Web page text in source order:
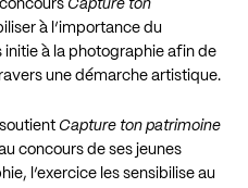
Capture ton
à l’importance du
à la photographie afin de
une démarche artistique.
Capture ton patrimoine
concours de ses jeunes
l’exercice les sensibilise au